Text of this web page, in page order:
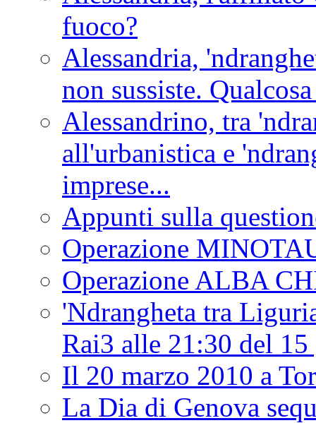
fuoco?
Alessandria,
non sussiste.
Alessandrino, tra
all'urbanistica e
imprese...
Appunti sulla
Operazione
Operazione ALBA
'Ndrangheta tra
Rai3 alle 21:30 del
Il 20 marzo 2010 a
La Dia di Genova